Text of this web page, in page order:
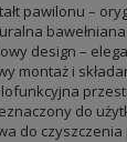
pawilonu –
design –
montaż i
do
do